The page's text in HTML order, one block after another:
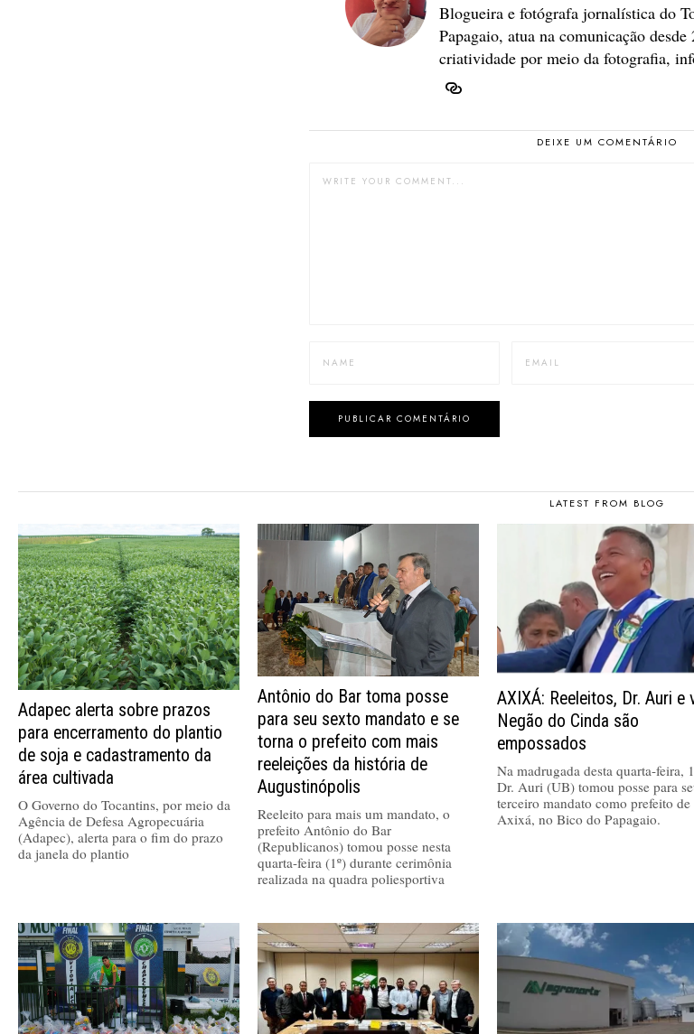
Blogueira e fotógrafa jornalística do
Papagaio, atua na comunicação desde
criatividade por meio da fotografia,
DEIXE UM COMENTÁRIO
LATEST FROM BLOG
Adapec alerta sobre prazos
para encerramento do plantio
de soja e cadastramento da
área cultivada
O Governo do Tocantins, por meio da
Agência de Defesa Agropecuária
(Adapec), alerta para o fim do prazo
da janela do plantio
Antônio do Bar toma posse
para seu sexto mandato e se
torna o prefeito com mais
reeleições da história de
Augustinópolis
Reeleito para mais um mandato, o
prefeito Antônio do Bar
(Republicanos) tomou posse nesta
quarta-feira (1º) durante cerimônia
realizada na quadra poliesportiva
AXIXÁ: Reeleitos, Dr. Auri e
Negão do Cinda são
empossados
Na madrugada desta quarta-feira,
Dr. Auri (UB) tomou posse para
terceiro mandato como prefeito de
Axixá, no Bico do Papagaio.